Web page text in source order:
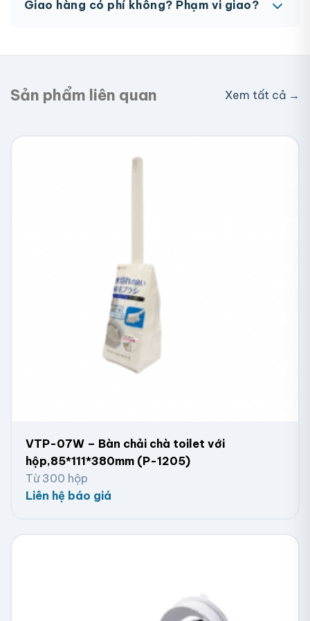
hàng.
Giao hàng có phí không? Phạm vi giao?
Sản phẩm liên quan Xem tất cả →
VTP-07W – Bàn chải chà toilet với
hộp,85*111*380mm (P-1205)
Từ 300 hộp
Liên hệ báo giá